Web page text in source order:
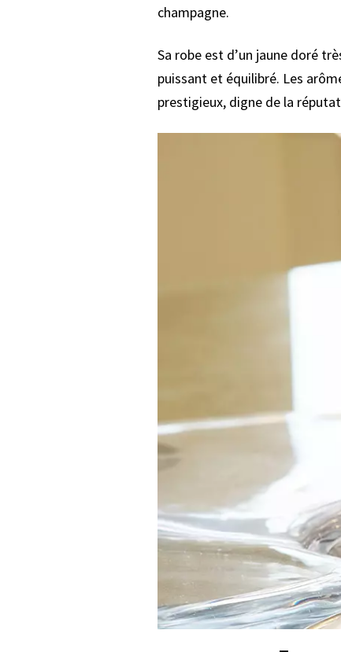
champagne.
Sa robe est d’un jaune doré
puissant et équilibré. Les
prestigieux, digne de la